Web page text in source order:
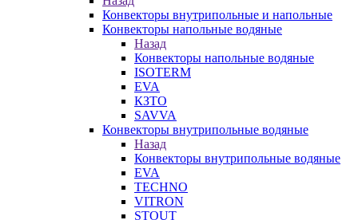
Конвекторы внутрипольные и напольные
Конвекторы напольные водяные
Назад
Конвекторы напольные водяные
ISOTERM
EVA
КЗТО
SAVVA
Конвекторы внутрипольные водяные
Назад
Конвекторы внутрипольные водяные
EVA
TECHNO
VITRON
STOUT